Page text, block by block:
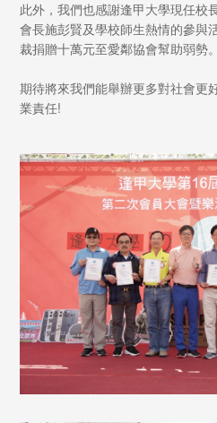
此外，我們也感謝逢甲大學現任校
會長施彭賢及學校師生熱情的參與
裁捐贈十萬元至愛鄰協會幫助弱勢。
期待將來我們能舉辦更多對社會更
業責任!